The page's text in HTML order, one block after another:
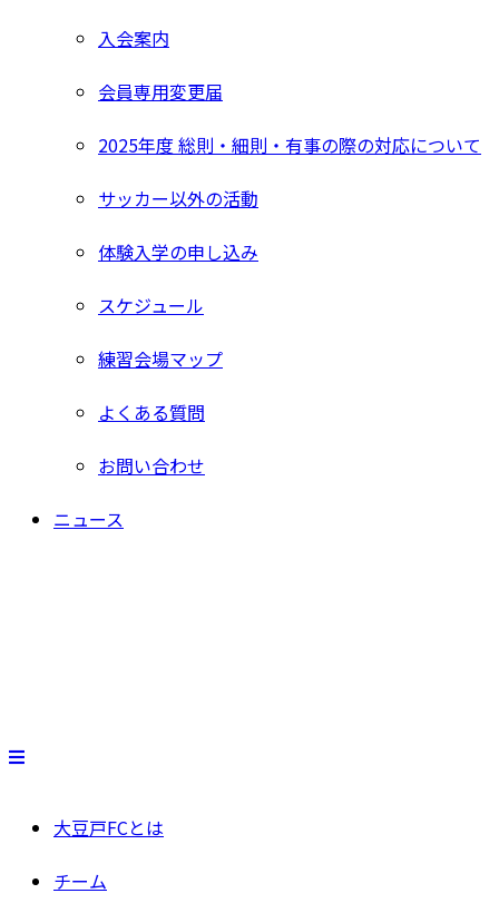
入会案内
会員専用変更届
2025年度 総則・細則・有事の際の対応について
サッカー以外の活動
体験入学の申し込み
スケジュール
練習会場マップ
よくある質問
お問い合わせ
ニュース
大豆戸FCとは
チーム